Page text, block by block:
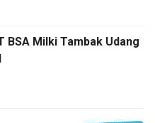
BSA Milki Tambak Udang